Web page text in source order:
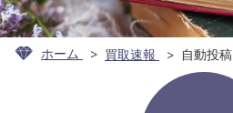
ホーム 買取速報 自動投稿